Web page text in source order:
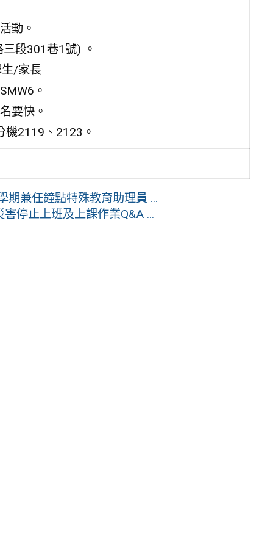
動。
段301巷1號) 。
生/家長
。
要快。
2119、2123。
期兼任鐘點特殊教育助理員 ...
停止上班及上課作業Q&A ...